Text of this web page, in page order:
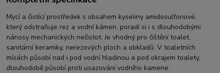
​Mycí a čistící prostředek s obsahem kyseliny amidosulfonové,
který odstraňuje rez a vodní kámen, poradí si i s dlouhodobými
nánosy mechanických nečistot. Je vhodný pro čištění toalet,
sanitární keramiky, nerezových ploch a obkladů. V toaletních
mísách působí nad i pod vodní hladinou a pod okrajem toalety,
dlouhodobě působí proti usazování vodního kamene.